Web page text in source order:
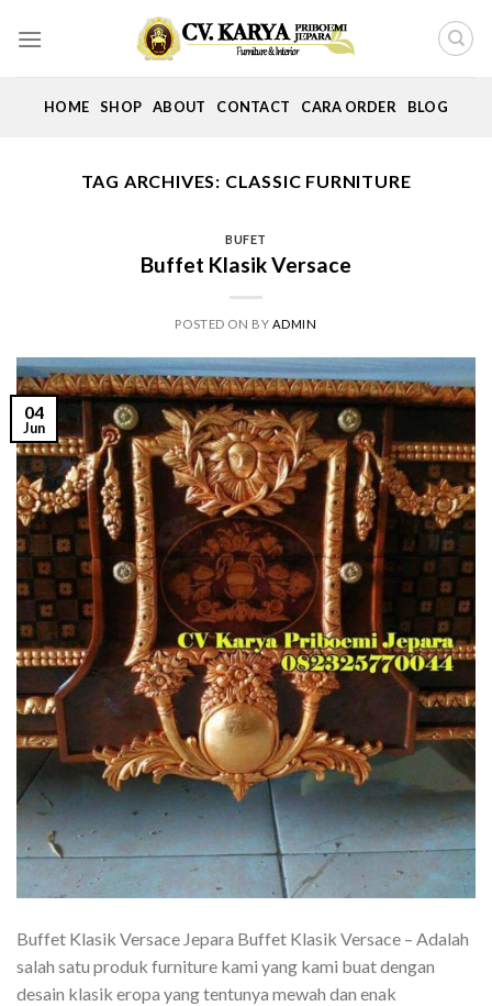
HOME SHOP ABOUT CONTACT CARA ORDER BLOG
TAG ARCHIVES: CLASSIC FURNITURE
BUFET
Buffet Klasik Versace
POSTED ON BY ADMIN
04
Jun
Buffet Klasik Versace Jepara Buffet Klasik Versace – Adalah
salah satu produk furniture kami yang kami buat dengan
desain klasik eropa yang tentunya mewah dan enak